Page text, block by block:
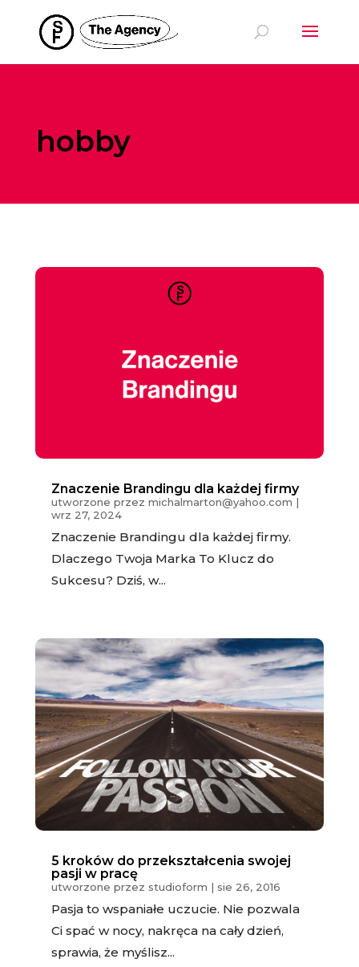
hobby
Znaczenie Brandingu dla każdej firmy
utworzone przez michalmarton@yahoo.com |
wrz 27, 2024
Znaczenie Brandingu dla każdej firmy.
Dlaczego Twoja Marka To Klucz do
Sukcesu? Dziś, w...
5 kroków do przekształcenia swojej
pasji w pracę
utworzone przez studioform | sie 26, 2016
Pasja to wspaniałe uczucie. Nie pozwala
Ci spać w nocy, nakręca na cały dzień,
sprawia, że myślisz...